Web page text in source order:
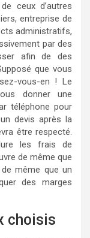
ceux d’autres
entreprise de
administratifs,
par des
afin de des
que vous
vous-en ! Le
donner une
téléphone pour
devis après la
être respecté.
les frais de
de même que
même que un
des marges
choisis